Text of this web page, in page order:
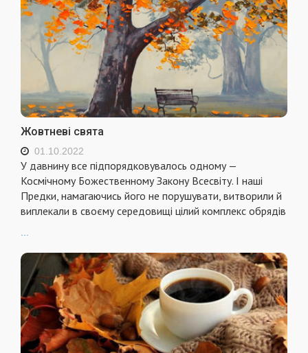
Жовтневі свята
01.10.2022
У давнину все підпорядковувалось одному —
Космічному Божественному Закону Всесвіту. І наші
Предки, намагаючись його не порушувати, витворили й
виплекали в своєму середовищі цілий комплекс обрядів
...